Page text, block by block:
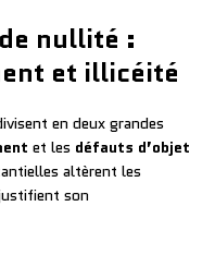
nullité :
et illicéité
en deux grandes
et les défauts d’objet
altèrent les
son